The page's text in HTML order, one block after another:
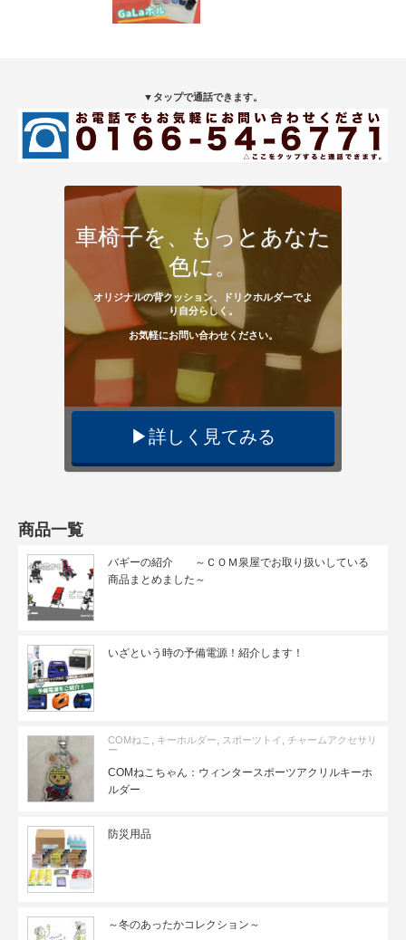
▼タップで通話できます。
車椅子を、もっとあなた
色に。
オリジナルの背クッション、ドリクホルダーでよ
り自分らしく。
お気軽にお問い合わせください。
▶︎詳しく見てみる
商品一覧
バギーの紹介 ～ＣＯＭ泉屋でお取り扱いしている
商品まとめました～
いざという時の予備電源！紹介します！
COMねこ キーホルダー スポーツトイ
チャームアクセサリ
ー
COMねこちゃん：ウィンタースポーツアクリルキーホ
ルダー
防災用品
～冬のあったかコレクション～